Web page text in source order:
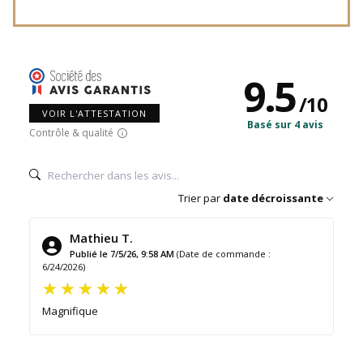
VOIR L'ATTESTATION
Contrôle & qualité
9.5/10
Basé sur 4 avis
Trier par date décroissante
Mathieu T.
Publié le 7/5/26, 9:58 AM (Date de commande :
6/24/2026)
Magnifique